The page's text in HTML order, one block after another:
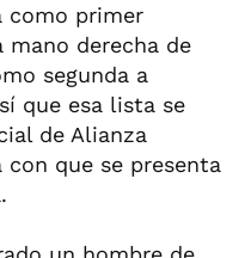
como primer
derecha de
segunda a
que esa lista se
de Alianza
con que se presenta